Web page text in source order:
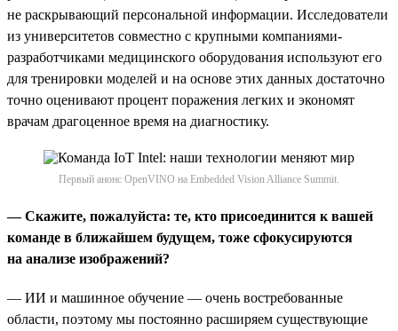
не раскрывающий персональной информации. Исследователи
из университетов совместно с крупными компаниями-
разработчиками медицинского оборудования используют его
для тренировки моделей и на основе этих данных достаточно
точно оценивают процент поражения легких и экономят
врачам драгоценное время на диагностику.
Первый анонс OpenVINO на Embedded Vision Alliance Summit.
— Скажите, пожалуйста: те, кто присоединится к вашей
команде в ближайшем будущем, тоже сфокусируются
на анализе изображений?
— ИИ и машинное обучение — очень востребованные
области, поэтому мы постоянно расширяем существующие